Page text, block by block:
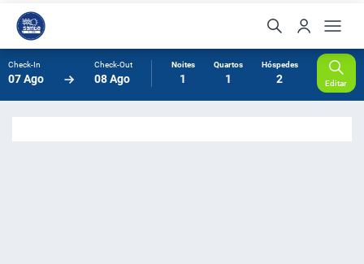
Check-In
07 Ago
Check-Out
08 Ago
Noites
1
Quartos
1
Hóspedes
2 Editar